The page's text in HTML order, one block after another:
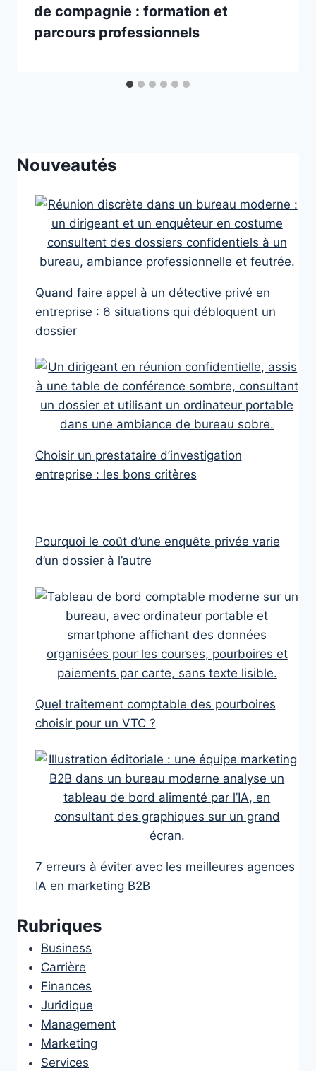
de compagnie : formation et
parcours professionnels
Nouveautés
Quand faire appel à un détective privé en
entreprise : 6 situations qui débloquent un
dossier
Choisir un prestataire d’investigation
entreprise : les bons critères
Pourquoi le coût d’une enquête privée varie
d’un dossier à l’autre
Quel traitement comptable des pourboires
choisir pour un VTC ?
7 erreurs à éviter avec les meilleures agences
IA en marketing B2B
Rubriques
Business
Carrière
Finances
Juridique
Management
Marketing
Services